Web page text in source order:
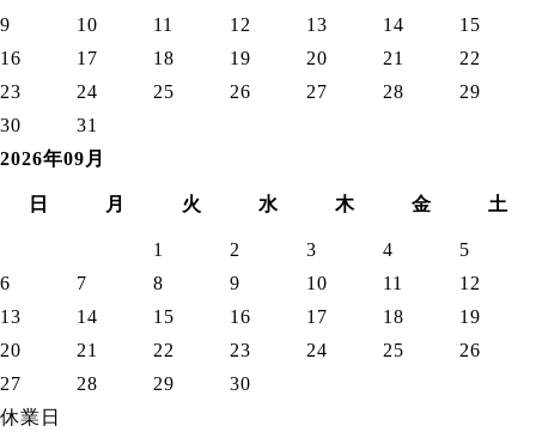
9
10 11 12 13 14
15
16
17 18 19 20 21
22
23
24 25 26 27 28
29
30
31
2026年09月
日 月 火 水 木 金 土
1 2 3 4
5
6
7 8 9 10 11
12
13
14 15 16 17 18
19
20
21 22 23 24 25
26
27
28 29
30
休業日